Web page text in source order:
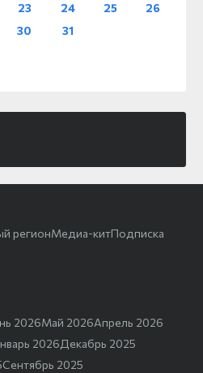
23 24 25
26
30 31
регионМедиа-китПодписка
2026Май 2026Апрель 2026
2026Декабрь 2025
Сентябрь 2025